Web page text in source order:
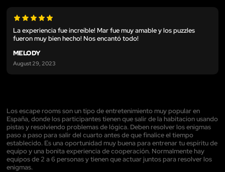
La experiencia fue increíble! Mar fue muy amable y los puzzles
fueron muy bien hecho! Nos encantó todo!
MELODY
August 29, 2023
Los escape rooms son un tipo de entretenimiento muy popular en
España, donde los participantes tienen que salir de la habitacion usando
pistas y resolviendo problemas de lógica. Deben resolver los enigmas
paso a paso para salir del cuarto antes de que finalice el tiempo
establecido. Es una oportunidad muy buena para entrenar tu espíritu de
equipo y una bonita experiencia de cooperación. Normalmente hay
equipos de 2 a 6 personas y tienen que actuar juntos para resolver los
enigmas.